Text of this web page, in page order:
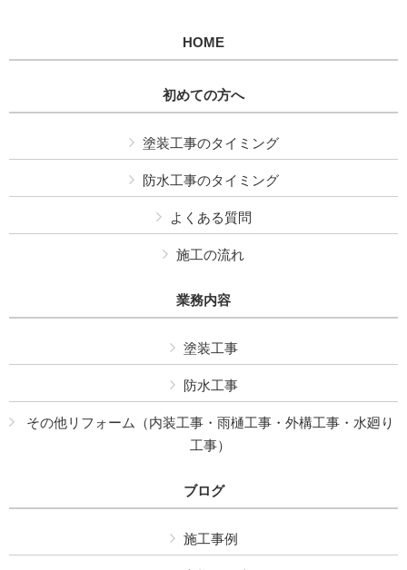
HOME
初めての方へ
塗装工事のタイミング
防水工事のタイミング
よくある質問
施工の流れ
業務内容
塗装工事
防水工事
その他リフォーム（内装工事・雨樋工事・外構工事・水廻り
工事）
ブログ
施工事例